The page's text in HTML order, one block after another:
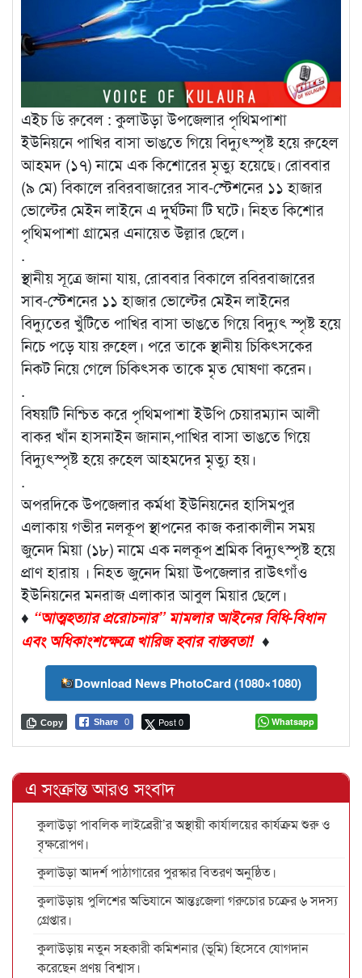
এইচ ডি রুবেল : কুলাউড়া উপজেলার পৃথিমপাশা
ইউনিয়নে পাখির বাসা ভাঙতে গিয়ে বিদ্যুৎস্পৃষ্ট হয়ে রুহেল
আহমদ (১৭) নামে এক কিশোরের মৃত্যু হয়েছে। রোববার
(৯ মে) বিকালে রবিরবাজারের সাব-স্টেশনের ১১ হাজার
ভোল্টের মেইন লাইনে এ দুর্ঘটনা টি ঘটে। নিহত কিশোর
পৃথিমপাশা গ্রামের এনায়েত‌ উল্লার ছেলে।
.
স্থানীয় সূত্রে জানা যায়, রোববার বিকালে রবিরবাজারের
সাব-স্টেশনের ১১ হাজার ভোল্টের মেইন লাইনের
বিদ্যুতের খুঁটিতে পাখির বাসা ভাঙতে গিয়ে বিদ্যুৎ স্পৃষ্ট হয়ে
নিচে পড়ে যায় রুহেল। পরে তাকে স্থানীয় চিকিৎসকের
নিকট নিয়ে গেলে চিকিৎসক তাকে মৃত ঘোষণা করেন।
.
বিষয়টি নিশ্চিত করে পৃথিমপাশা ইউপি চেয়ারম্যান আলী
বাকর খাঁন হাসনাইন জানান,পাখির বাসা ভাঙতে গিয়ে
বিদ্যুৎস্পৃষ্ট হয়ে রুহেল আহমদের মৃত্যু হয়।
.
অপরদিকে উপজেলার কর্মধা ইউনিয়নের হাসিমপুর
এলাকায় গভীর নলকূপ স্থাপনের কাজ করাকালীন সময়
জুনেদ মিয়া (১৮) নামে এক নলকূপ শ্রমিক বিদ্যুৎস্পৃষ্ট হয়ে
প্রাণ হারায় । নিহত জুনেদ মিয়া উপজেলার রাউৎগাঁও
ইউনিয়নের মনরাজ এলাকার আবুল মিয়ার ছেলে।
♦ “আত্মহত্যার প্ররোচনার” মামলার আইনের বিধি-বিধান
এবং অধিকাংশক্ষেত্রে খারিজ হবার বাস্তবতা!♦
Download News PhotoCard (1080×1080)
Share 0 Post 0
Copy Whatsapp
এ সংক্রান্ত আরও সংবাদ
কুলাউড়া পাবলিক লাইব্রেরী’র অস্থায়ী কার্যালয়ের কার্যক্রম শুরু ও
বৃক্ষরোপণ।
কুলাউড়া আদর্শ পাঠাগারের পুরস্কার বিতরণ অনুষ্ঠিত।
কুলাউড়ায় পুলিশের অভিযানে আন্তঃজেলা গরুচোর চক্রের ৬ সদস্য
গ্রেপ্তার।
কুলাউড়ায় নতুন সহকারী কমিশনার (ভূমি) হিসেবে যোগদান
করেছেন প্রণয় বিশ্বাস।